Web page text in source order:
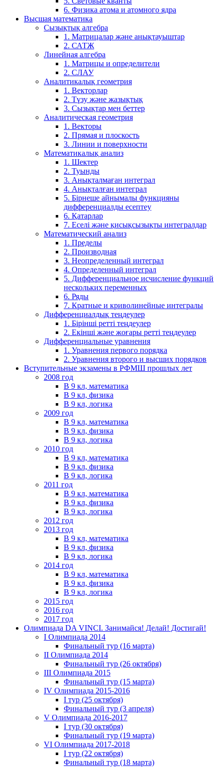
6. Физика атома и атомного ядра
Высшая математика
Сызықтық алгебра
1. Матрицалар және анықтауыштар
2. САТЖ
Линейная алгебра
1. Матрицы и определители
2. СЛАУ
Аналитикалық геометрия
1. Векторлар
2. Түзу және жазықтық
3. Сызықтар мен беттер
Аналитическая геометрия
1. Векторы
2. Прямая и плоскость
3. Линии и поверхности
Математикалық анализ
1. Шектер
2. Туынды
3. Анықталмаған интеграл
4. Анықталған интеграл
5. Бірнеше айнымалы функцияны
дифференциалды есептеу
6. Қатарлар
7. Еселі және қисықсызықты интегралдар
Математический анализ
1. Пределы
2. Производная
3. Неопределенный интеграл
4. Определенный интеграл
5. Дифференциальное исчисление функций
нескольких переменных
6. Ряды
7. Кратные и криволинейные интегралы
Дифференциалдық теңдеулер
1. Бірінші ретті теңдеулер
2. Екінші және жоғары ретті теңдеулер
Дифференциальные уравнения
1. Уравнения первого порядка
2. Уравнения второго и высших порядков
Вступительные экзамены в РФМШ прошлых лет
2008 год
В 9 кл, математика
В 9 кл, физика
В 9 кл, логика
2009 год
В 9 кл, математика
В 9 кл, физика
В 9 кл, логика
2010 год
В 9 кл, математика
В 9 кл, физика
В 9 кл, логика
2011 год
В 9 кл, математика
В 9 кл, физика
В 9 кл, логика
2012 год
2013 год
В 9 кл, математика
В 9 кл, физика
В 9 кл, логика
2014 год
В 9 кл, математика
В 9 кл, физика
В 9 кл, логика
2015 год
2016 год
2017 год
Олимпиада DA VINCI. Занимайся! Делай! Достигай!
I Олимпиада 2014
Финальный тур (16 марта)
II Олимпиада 2014
Финальный тур (26 октября)
III Олимпиада 2015
Финальный тур (15 марта)
IV Олимпиада 2015-2016
I тур (25 октября)
Финальный тур (3 апреля)
V Олимпиада 2016-2017
I тур (30 октября)
Финальный тур (19 марта)
VI Олимпиада 2017-2018
I тур (22 октября)
Финальный тур (18 марта)